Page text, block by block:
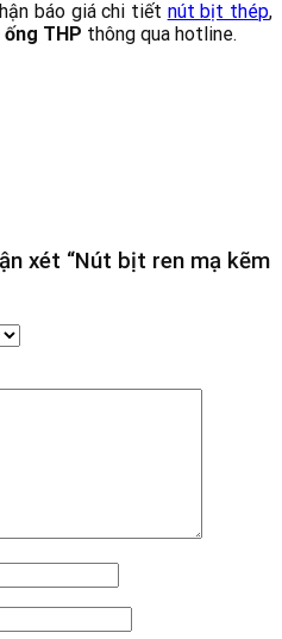
báo giá chi tiết nút bịt thép,
THP thông qua hotline.
xét “Nút bịt ren mạ kẽm